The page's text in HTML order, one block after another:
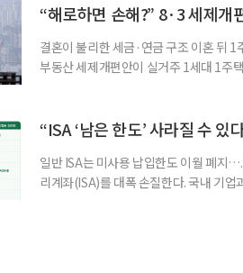
책본부(중대본) 2단계(심각)가 발령된 이
“해로하면 손해?” 8·3 세제개
결혼이 불리한 세금·연금 구조 이혼 뒤
부동산 세제개편안이 실거주 1세대 1주
부가 각자 집 한 채씩을 보유하면 한 세대
“ISA ‘남은 한도’ 사라질 수 있
일반 ISA는 미사용 납입한도 이월 폐지
리계좌(ISA)를 대폭 손질한다. 국내 기